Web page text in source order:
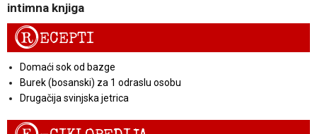
intimna knjiga
RECEPTI
Domaći sok od bazge
Burek (bosanski) za 1 odraslu osobu
Drugačija svinjska jetrica